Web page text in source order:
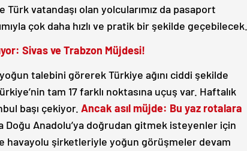
vatandaşı olan yolcularımız da pasaport
çok daha hızlı ve pratik bir şekilde geçebilecek.
Sivas ve Trabzon Müjdesi!
talebini görerek Türkiye ağını ciddi şekilde
tam 17 farklı noktasına uçuş var. Haftalık
başı çekiyor. Ancak asıl müjde: Bu yaz rotalara
Doğu Anadolu’ya doğrudan gitmek isteyenler için
havayolu şirketleriyle yoğun görüşmeler devam